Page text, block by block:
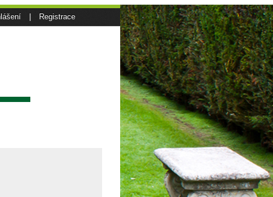
Registrace